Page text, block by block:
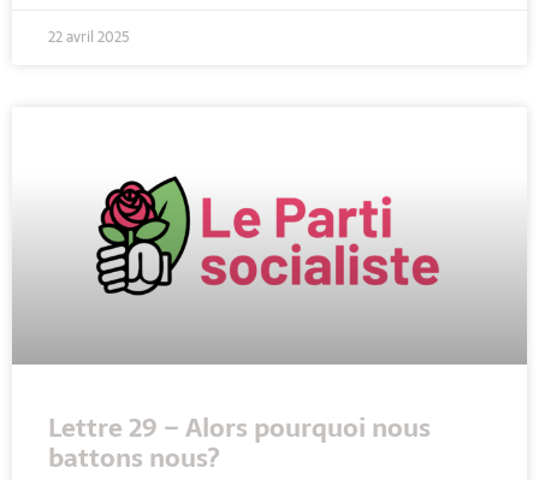
22 avril 2025
Lettre 29 – Alors pourquoi nous
battons nous?